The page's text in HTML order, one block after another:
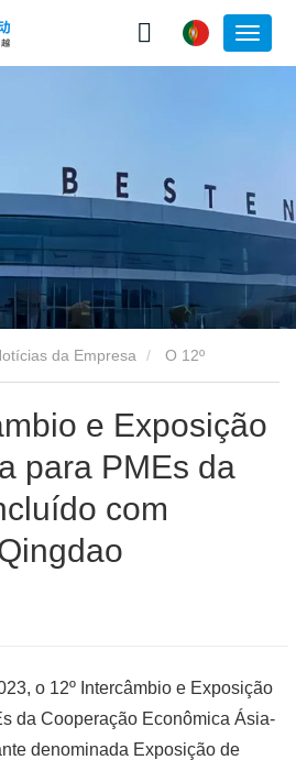
da Empresa
Qingdao
e Exposição
para PMEs da
com
o 12º Intercâmbio e Exposição
da Cooperação Econômica Ásia-
denominada Exposição de